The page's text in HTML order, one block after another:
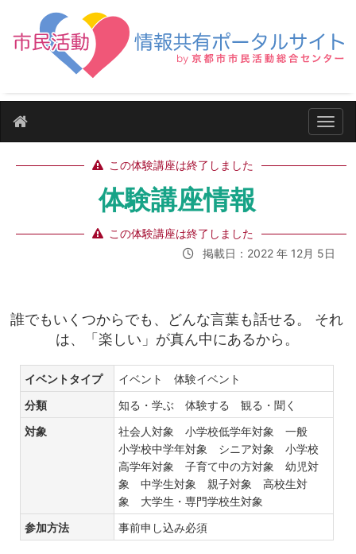
ナビ
この体験講座は終了しました
体験講座情報
この体験講座は終了しました
掲載日：2022 年 12月 5日
誰でもいくつからでも、どんな言葉も話せる。 それ
は、「楽しい」が真ん中にあるから。
イベントタイプ イベント 体験イベント
分類 知る・学ぶ 体験する 観る・聞く
対象
社会人対象 小学校低学年対象 一般
小学校中学年対象 シニア対象 小学校
高学年対象 子育て中の方対象 幼児対
象 中学生対象 親子対象 高校生対
象 大学生・専門学校生対象
参加方法 事前申し込み必須